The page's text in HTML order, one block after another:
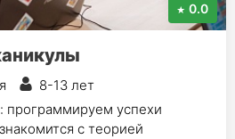
0.0
8-13 лет
успехи
с теорией